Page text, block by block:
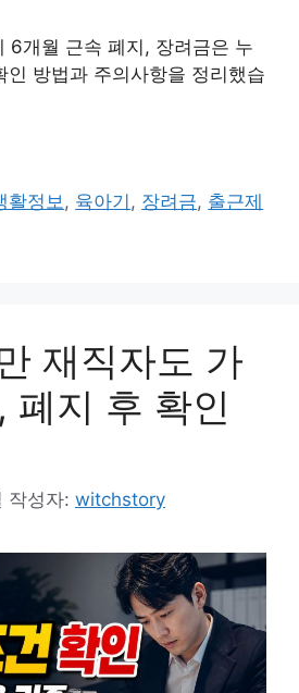
6개월 근속 폐지, 장려금은 누
인 방법과 주의사항을 정리했습
활정보 , 육아기 , 장려금, 출근제
재직자도 가
폐지 후 확인
작성자: witchstory